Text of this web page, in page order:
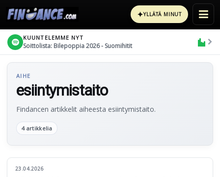
✦YLLÄTÄ MINUT
KUUNTELEMME NYT
Soittolista: Bilepoppia 2026 - Suomihitit
AIHE
esiintymistaito
Findancen artikkelit aiheesta esiintymistaito.
4 artikkelia
23.04.2026